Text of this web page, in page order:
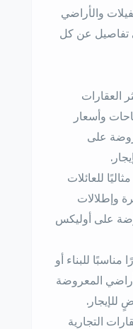
والأراضي
تفاصيل عن كل
العقارات
وأسعار
على
للعائلات
وإطلالات
على أوليكس
مناسبًا للبناء أو
المعروضة
للإيجار.
التجارية